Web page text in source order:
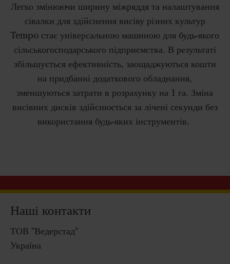
Легко змінюючи ширину міжряддя та налаштування
сівалки для здійснення висіву різних культур
Tempo стає універсальною машиною для будь-якого
сільськогосподарського підприємства. В результаті
збільшується ефективність, заощаджуються кошти
на придбанні додаткового обладнання,
зменшуються затрати в розрахунку на 1 га. Зміна
висівних дисків здійснюється за лічені секунди без
використання будь-яких інструментів.
Наші контакти
ТОВ "Ведерстад"
Україна